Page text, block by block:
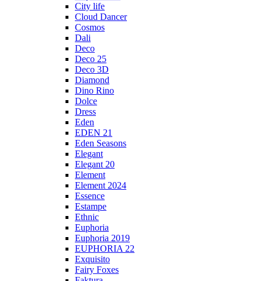
City life
Cloud Dancer
Cosmos
Dali
Deco
Deco 25
Deco 3D
Diamond
Dino Rino
Dolce
Dress
Eden
EDEN 21
Eden Seasons
Elegant
Elegant 20
Element
Element 2024
Essence
Estampe
Ethnic
Euphoria
Euphoria 2019
EUPHORIA 22
Exquisito
Fairy Foxes